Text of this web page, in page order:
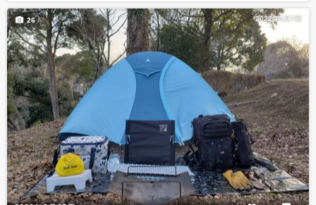
2022年3月7日
26